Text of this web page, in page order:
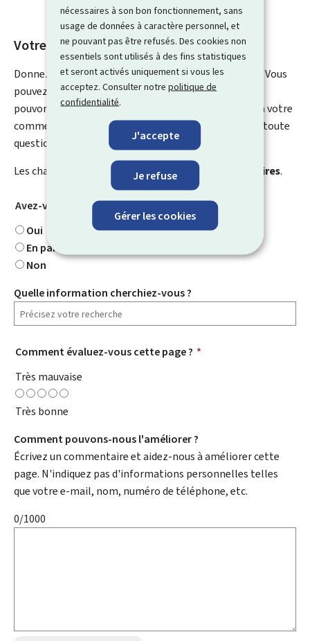
nécessaires à son bon fonctionnement, sans
usage de données à caractère personnel, et
ne pouvant pas être refusés. Des cookies non
essentiels sont utilisés à des fins statistiques
et seront activés uniquement si vous les
acceptez. Consulter notrepolitique de
confidentialité.
J'accepte
Je refuse
Gérer les cookies
Votre avis nous intéresse
Donnez-nous votre avis sur le contenu de cette page. Vous
pouvez nous laisser un commentaire sur ce que nous
pouvons améliorer. Vous ne recevrez pas de réponse à votre
commentaire. Utilisez le formulaire de contact pour toute
question particulière.
Les champs marqués d’une étoile (
) sont obligatoires.
Avez-vous trouvé ce que vous cherchiez ?
Oui
En partie
Non
Quelle information cherchiez-vous ?
Comment évaluez-vous cette page ? *
Très mauvaise
Très bonne
Comment pouvons-nous l'améliorer ?
Écrivez un commentaire et aidez-nous à améliorer cette
page. N'indiquez pas d'informations personnelles telles
que votre e-mail, nom, numéro de téléphone, etc.
0/1000